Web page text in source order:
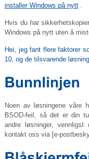
installer Windows på nytt.
Hvis du har
Windows på nytt uten å
Hei, jeg fant flere faktorer
10, og de tilsvarende
Noen av løsningene våre
BSOD-feil, så det er din
andre løsninger,
kontakt oss via [e-